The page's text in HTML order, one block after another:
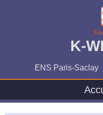
K-
ENS Paris-Saclay